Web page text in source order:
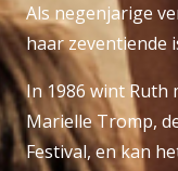
Als negenjarige
haar zeventiende
In 1986 wint Ruth
Marielle Tromp,
Festival, en kan